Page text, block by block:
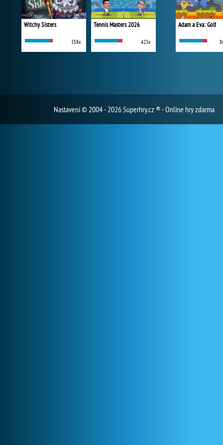
Witchy Sisters
358x
Tennis Masters 2026
423x
Adam a Eva: Golf
Nastavení© 2004 - 2026 Superhry.cz ® - Online hry zdarma